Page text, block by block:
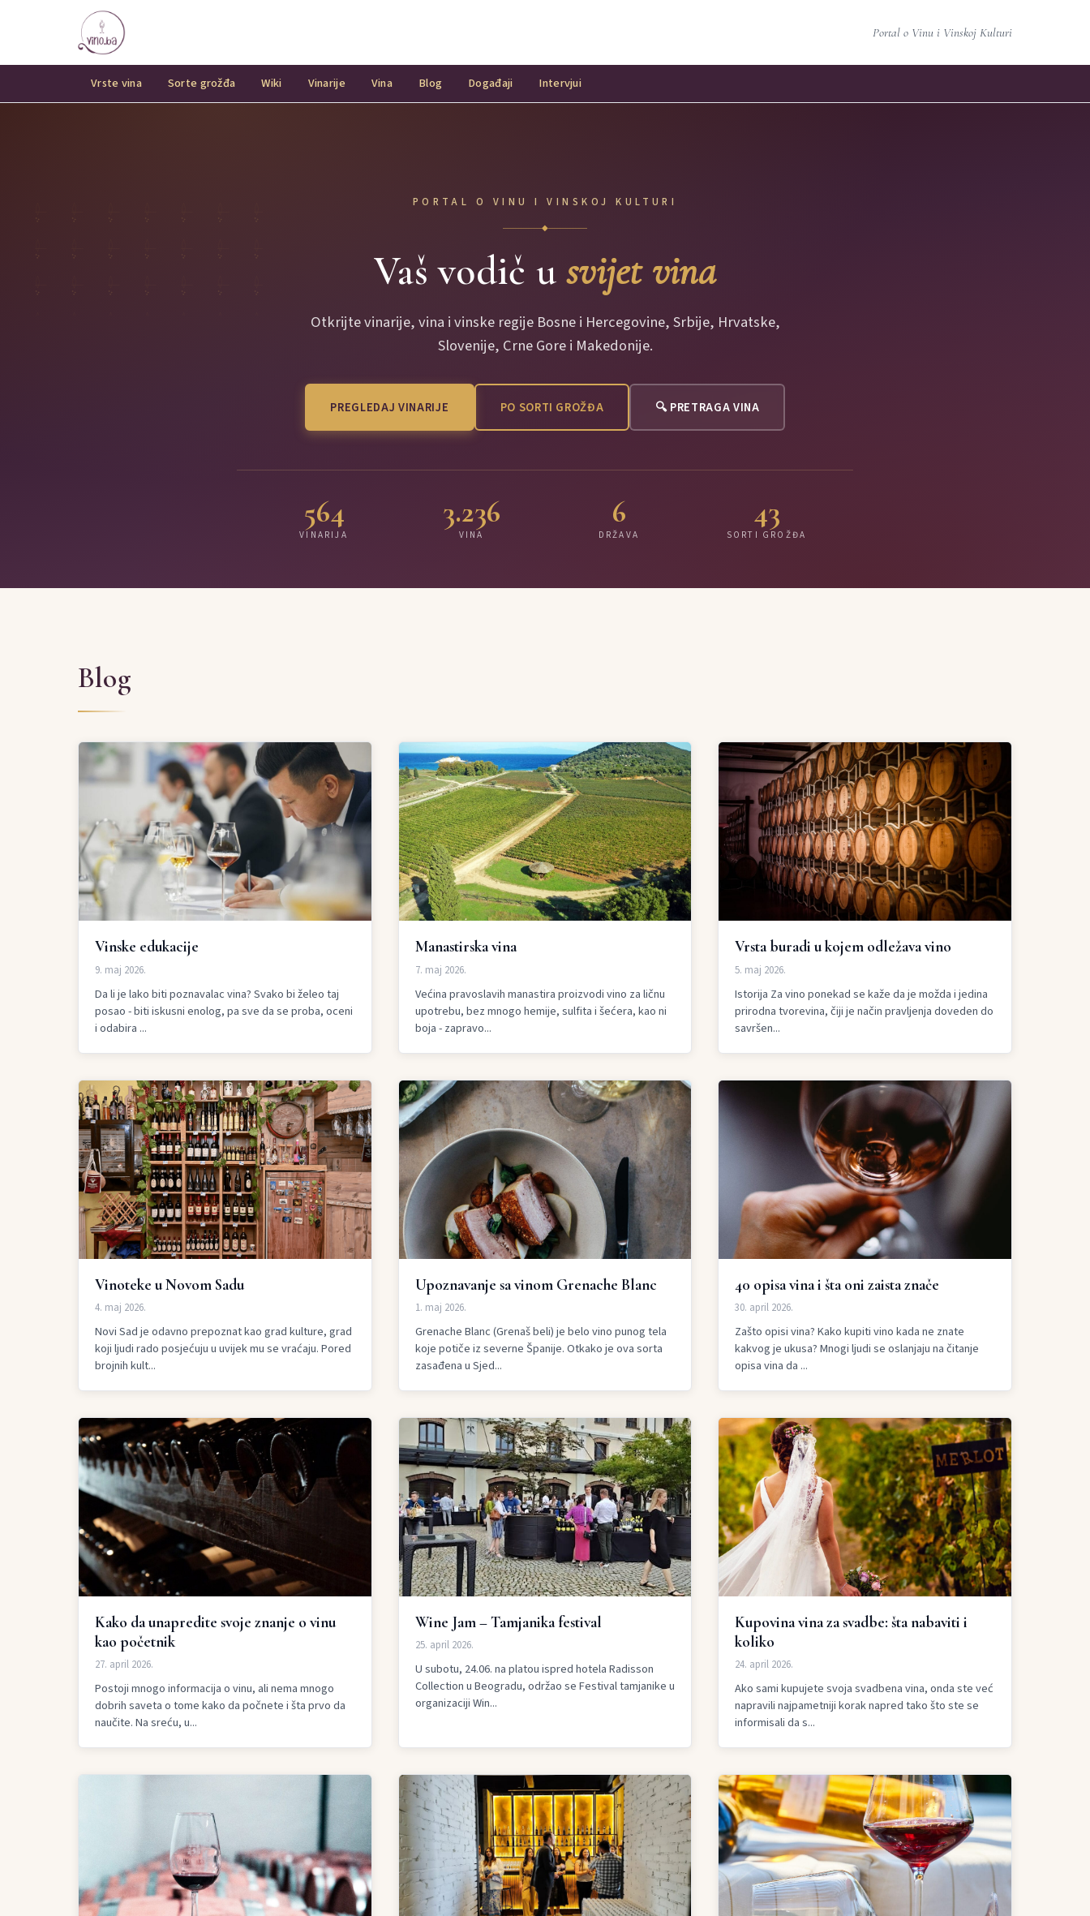
Portal o Vinu i Vinskoj Kulturi
Vrste vina Sorte grožđa Wiki Vinarije Vina Blog Događaji Intervjui
PORTAL O VINU I VINSKOJ KULTURI
◆
Vaš vodič usvijet vina
Otkrijte vinarije, vina i vinske regije Bosne i Hercegovine, Srbije, Hrvatske,
Slovenije, Crne Gore i Makedonije.
PREGLEDAJ VINARIJE PO SORTI GROŽĐA 🔍 PRETRAGA VINA
564
VINARIJA
3.236
VINA
6
DRŽAVA
43
SORTI GROŽĐA
Blog
Vinske edukacije
9. maj 2026.
Da li je lako biti poznavalac vina? Svako bi želeo taj
posao - biti iskusni enolog, pa sve da se proba, oceni
i odabira ...
Manastirska vina
7. maj 2026.
Većina pravoslavih manastira proizvodi vino za ličnu
upotrebu, bez mnogo hemije, sulfita i šećera, kao ni
boja - zapravo...
Vrsta buradi u kojem odležava vino
5. maj 2026.
Istorija Za vino ponekad se kaže da je možda i jedina
prirodna tvorevina, čiji je način pravljenja doveden do
savršen...
Vinoteke u Novom Sadu
4. maj 2026.
Novi Sad je odavno prepoznat kao grad kulture, grad
koji ljudi rado posjećuju u uvijek mu se vraćaju. Pored
brojnih kult...
Upoznavanje sa vinom Grenache Blanc
1. maj 2026.
Grenache Blanc (Grenaš beli) je belo vino punog tela
koje potiče iz severne Španije. Otkako je ova sorta
zasađena u Sjed...
40 opisa vina i šta oni zaista znače
30. april 2026.
Zašto opisi vina? Kako kupiti vino kada ne znate
kakvog je ukusa? Mnogi ljudi se oslanjaju na čitanje
opisa vina da ...
Kako da unapredite svoje znanje o vinu
kao početnik
27. april 2026.
Postoji mnogo informacija o vinu, ali nema mnogo
dobrih saveta o tome kako da počnete i šta prvo da
naučite. Na sreću, u...
Wine Jam – Tamjanika festival
25. april 2026.
U subotu, 24.06. na platou ispred hotela Radisson
Collection u Beogradu, održao se Festival tamjanike u
organizaciji Win...
Kupovina vina za svadbe: šta nabaviti i
koliko
24. april 2026.
Ako sami kupujete svoja svadbena vina, onda ste već
napravili najpametniji korak napred tako što ste se
informisali da s...